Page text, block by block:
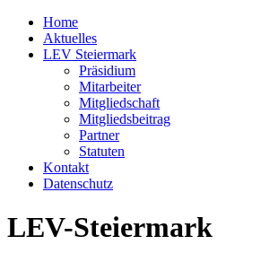
Home
Aktuelles
LEV Steiermark
Präsidium
Mitarbeiter
Mitgliedschaft
Mitgliedsbeitrag
Partner
Statuten
Kontakt
Datenschutz
LEV-Steiermark